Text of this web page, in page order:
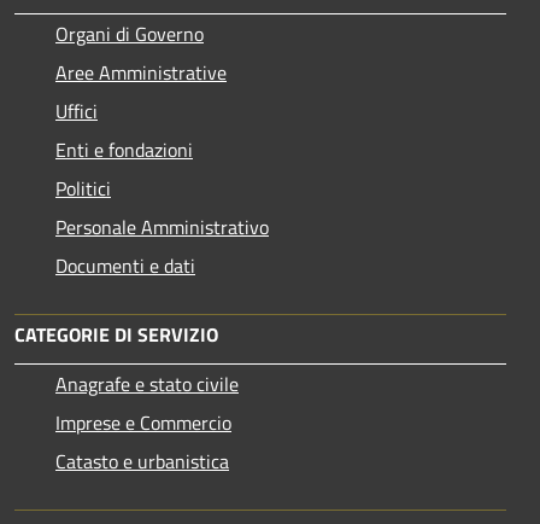
Organi di Governo
Aree Amministrative
Uffici
Enti e fondazioni
Politici
Personale Amministrativo
Documenti e dati
CATEGORIE DI SERVIZIO
Anagrafe e stato civile
Imprese e Commercio
Catasto e urbanistica